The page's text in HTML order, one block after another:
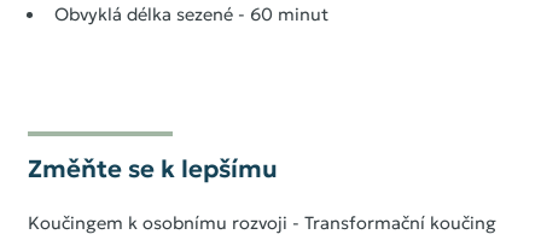
Úvod
Obvyklá délka sezené - 60 minut
Změňte se k lepšímu
Koučingem k osobnímu rozvoji - Transformační koučing